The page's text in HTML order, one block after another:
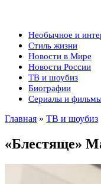
Необычное и
Стиль жизни
Новости в Мире
Новости России
ТВ и шоубиз
Биографии
Сериалы и
Главная » ТВ и шоубиз
«Блестяще»